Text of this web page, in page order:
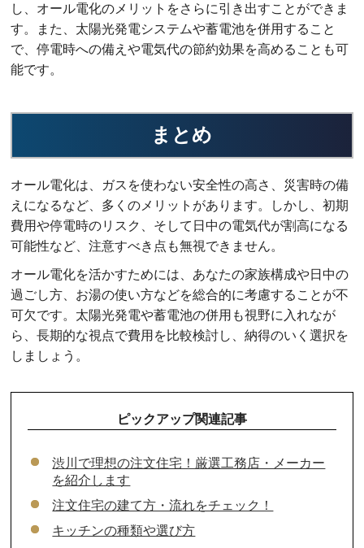
し、オール電化のメリットをさらに引き出すことができま
す。また、太陽光発電システムや蓄電池を併用すること
で、停電時への備えや電気代の節約効果を高めることも可
能です。
まとめ
オール電化は、ガスを使わない安全性の高さ、災害時の備
えになるなど、多くのメリットがあります。しかし、初期
費用や停電時のリスク、そして日中の電気代が割高になる
可能性など、注意すべき点も無視できません。
オール電化を活かすためには、あなたの家族構成や日中の
過ごし方、お湯の使い方などを総合的に考慮することが不
可欠です。太陽光発電や蓄電池の併用も視野に入れなが
ら、長期的な視点で費用を比較検討し、納得のいく選択を
しましょう。
ピックアップ関連記事
渋川で理想の注文住宅！厳選工務店・メーカー
を紹介します
注文住宅の建て方・流れをチェック！
キッチンの種類や選び方